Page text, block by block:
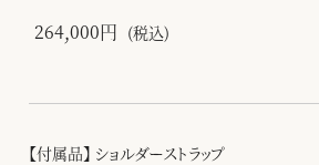
264,000円 (税込)
【付属品】 ショルダーストラップ